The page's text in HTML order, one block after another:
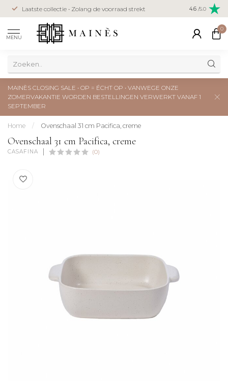
Laatste collectie • Zolang de voorraad strekt Veilig
creditcard
4.6 /5.0
MENU
0
MAINÈS CLOSING SALE • OP = ÉCHT OP • VANWEGE ONZE
ZOMERVAKANTIE WORDEN BESTELLINGEN VERWERKT VANAF 1
SEPTEMBER
Home / Ovenschaal 31 cm Pacifica, creme
Ovenschaal 31 cm Pacifica, creme
CASAFINA (0)